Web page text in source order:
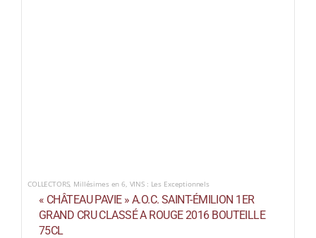
COLLECTORS, Millésimes en 6, VINS : Les Exceptionnels
« CHÂTEAU PAVIE » A.O.C. SAINT-ÉMILION 1ER
GRAND CRU CLASSÉ A ROUGE 2016 BOUTEILLE
75CL